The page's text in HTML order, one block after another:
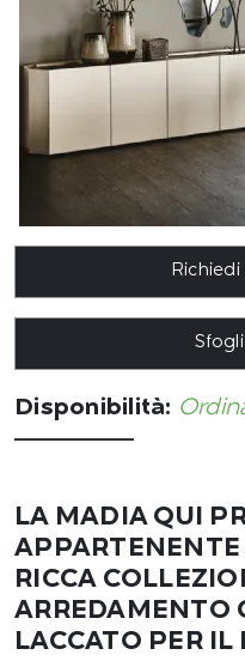
Richiedi
Disponibilità:
LA MADIA QUI
RICCA
ARREDAMENTO
LACCATO PER IL